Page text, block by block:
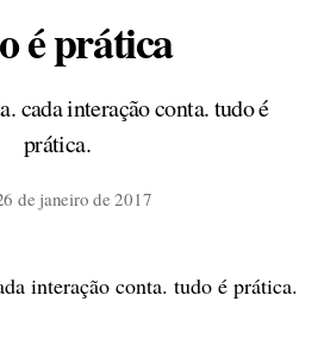
é prática
cada interação conta. tudo é
prática.
de janeiro de 2017
interação conta. tudo é prática.